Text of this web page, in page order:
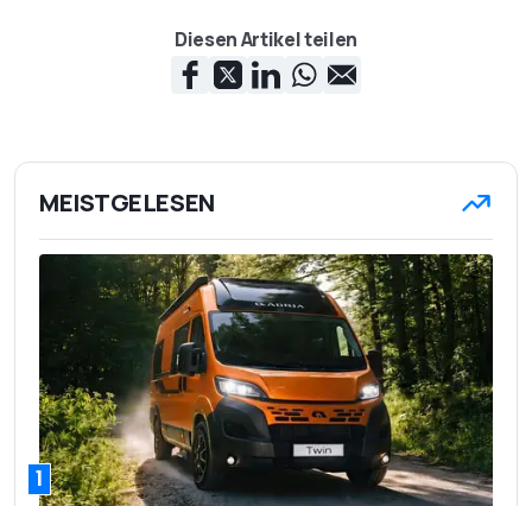
Diesen Artikel teilen
MEISTGELESEN
1